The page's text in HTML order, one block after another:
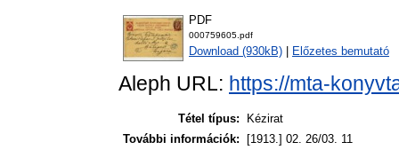
PDF
000759605.pdf
Download (930kB) Előzetes bemutató
Aleph URL: https://mta-
Tétel típus:
Kézirat
További információk:
[1913.] 02. 26/03. 11